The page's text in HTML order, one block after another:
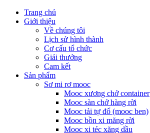
Trang chủ
Giới thiệu
Về chúng tôi
Lịch sử hình thành
Cơ cấu tổ chức
Giải thưởng
Cam kết
Sản phẩm
Sơ mi rơ mooc
Mooc xương chở container
Mooc sàn chở hàng rời
Mooc tải tự đổ (mooc ben)
Mooc bồn xi măng rời
Mooc xi téc xăng dầu